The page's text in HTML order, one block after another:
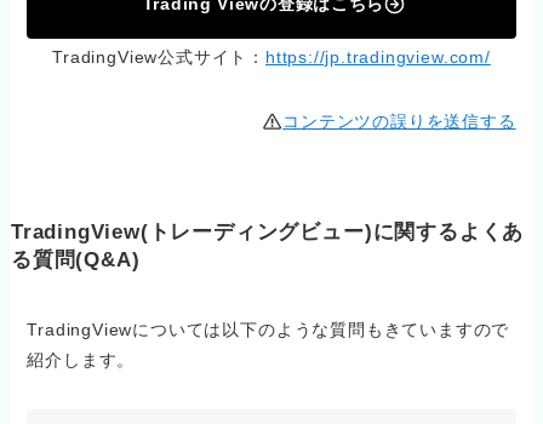
TradingView公式サイト： https://jp.tradingview.com/
コンテンツの誤りを送信する
TradingView(トレーディングビュー)に関するよくあ
る質問(Q&A)
TradingViewについては以下のような質問もきていますので
紹介します。